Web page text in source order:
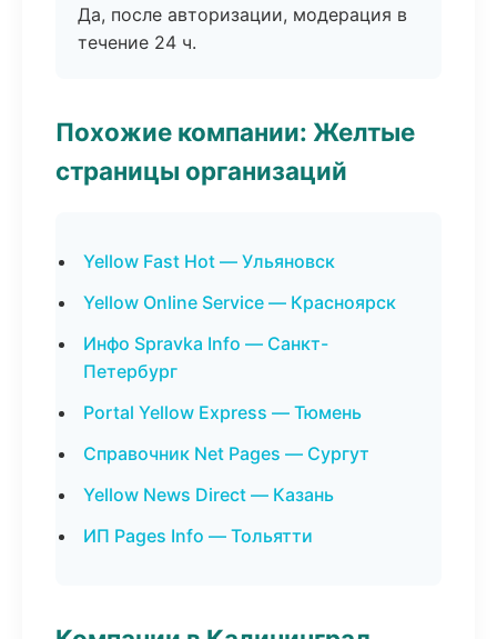
Да, после авторизации, модерация в
течение 24 ч.
Похожие компании: Желтые
страницы организаций
Yellow Fast Hot — Ульяновск
Yellow Online Service — Красноярск
Инфо Spravka Info — Санкт-
Петербург
Portal Yellow Express — Тюмень
Справочник Net Pages — Сургут
Yellow News Direct — Казань
ИП Pages Info — Тольятти